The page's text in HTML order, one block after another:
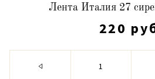
Лента Италия 27
220